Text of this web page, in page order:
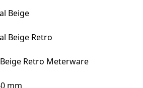
Beige Retro Meterware